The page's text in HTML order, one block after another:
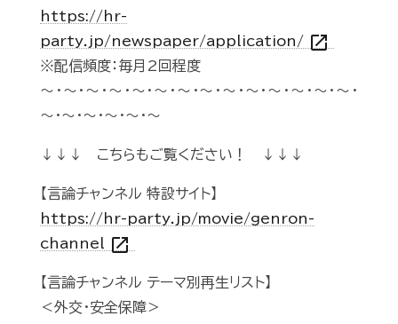
https://hr-
party.jp/newspaper/application/ open_in_new
※配信頻度：毎月2回程度
～・～・～・～・～・～・～・～・～・～・～・～・～・～・
～・～・～・～・～・～
↓↓↓ こちらもご覧ください！ ↓↓↓
【言論チャンネル 特設サイト】
https://hr-party.jp/movie/genron-
channel open_in_new
【言論チャンネル テーマ別再生リスト】
＜外交・安全保障＞